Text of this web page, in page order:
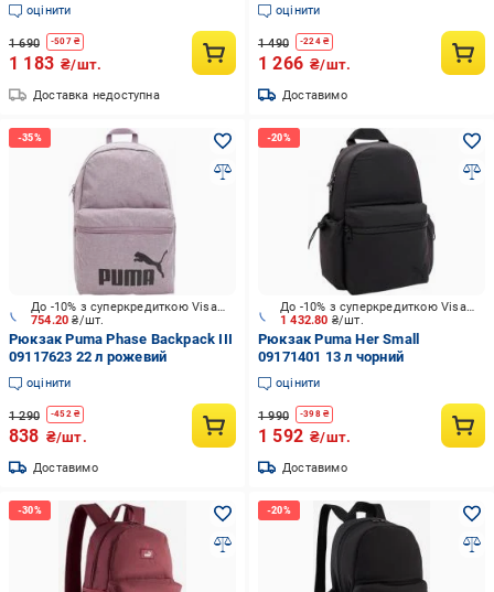
оцінити
1 690 -507₴
1 183 ₴/шт.
Доставка недоступна
оцінити
1 490 -224₴
1 266 ₴/шт.
Доставимо
754.20₴/шт.
До -10% з суперкредиткою Visa Вигода
Рюкзак Puma Phase Backpack III
09117623 22 л рожевий
оцінити
1 290 -452₴
838 ₴/шт.
Доставимо
1 432.80 ₴/шт.
До -10% з суперкредиткою Visa Вигода
Рюкзак Puma Her Small
09171401 13 л чорний
оцінити
1 990 -398₴
1 592 ₴/шт.
Доставимо